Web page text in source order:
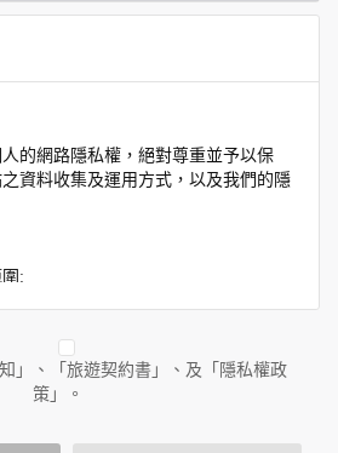
的網路隱私權，絕對尊重並予以保
資料收集及運用方式，以及我們的隱
:
料，也包括本公司如何處理在商業合
任何身份識別資料。隱私權保護政策
司或網站群，與非本站所僱用或管理
您個人的資料。對於您主動提供的個
」、「旅遊契約書」、及「隱私權政
策」。